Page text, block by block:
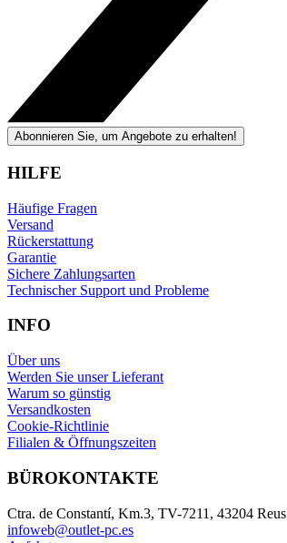
Abonnieren Sie, um Angebote zu erhalten!
HILFE
Häufige Fragen
Versand
Rückerstattung
Garantie
Sichere Zahlungsarten
Technischer Support und Probleme
INFO
Über uns
Werden Sie unser Lieferant
Warum so günstig
Versandkosten
Cookie-Richtlinie
Filialen & Öffnungszeiten
BÜROKONTAKTE
Ctra. de Constantí, Km.3, TV-7211, 43204 Reus
infoweb@outlet-pc.es